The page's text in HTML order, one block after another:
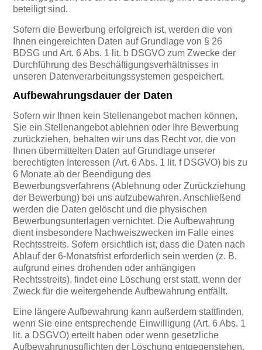
beteiligt sind.
Sofern die Bewerbung erfolgreich ist, werden die von
Ihnen eingereichten Daten auf Grundlage von § 26
BDSG und Art. 6 Abs. 1 lit. b DSGVO zum Zwecke der
Durchführung des Beschäftigungsverhältnisses in
unseren Datenverarbeitungssystemen gespeichert.
Aufbewahrungsdauer der Daten
Sofern wir Ihnen kein Stellenangebot machen können,
Sie ein Stellenangebot ablehnen oder Ihre Bewerbung
zurückziehen, behalten wir uns das Recht vor, die von
Ihnen übermittelten Daten auf Grundlage unserer
berechtigten Interessen (Art. 6 Abs. 1 lit. f DSGVO) bis zu
6 Monate ab der Beendigung des
Bewerbungsverfahrens (Ablehnung oder Zurückziehung
der Bewerbung) bei uns aufzubewahren. Anschließend
werden die Daten gelöscht und die physischen
Bewerbungsunterlagen vernichtet. Die Aufbewahrung
dient insbesondere Nachweiszwecken im Falle eines
Rechtsstreits. Sofern ersichtlich ist, dass die Daten nach
Ablauf der 6-Monatsfrist erforderlich sein werden (z. B.
aufgrund eines drohenden oder anhängigen
Rechtsstreits), findet eine Löschung erst statt, wenn der
Zweck für die weitergehende Aufbewahrung entfällt.
Eine längere Aufbewahrung kann außerdem stattfinden,
wenn Sie eine entsprechende Einwilligung (Art. 6 Abs. 1
lit. a DSGVO) erteilt haben oder wenn gesetzliche
Aufbewahrungspflichten der Löschung entgegenstehen.